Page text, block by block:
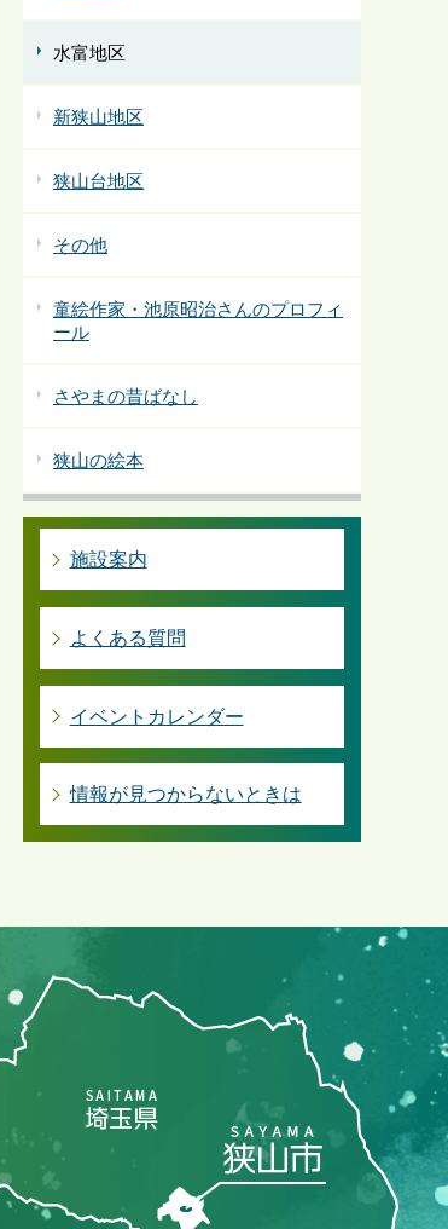
水富地区
新狭山地区
狭山台地区
その他
童絵作家・池原昭治さんのプロフィ
ール
さやまの昔ばなし
狭山の絵本
施設案内
よくある質問
イベントカレンダー
情報が見つからないときは